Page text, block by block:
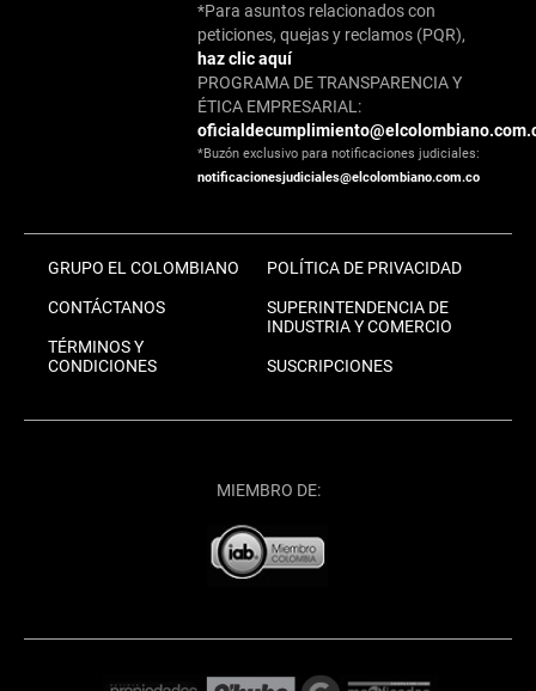
*Para asuntos relacionados con
peticiones, quejas y reclamos (PQR),
haz clic aquí
PROGRAMA DE TRANSPARENCIA Y
ÉTICA EMPRESARIAL:
*Buzón exclusivo para notificaciones judiciales:
notificacionesjudiciales@elcolombiano.com.co
GRUPO EL COLOMBIANO
CONTÁCTANOS
TÉRMINOS Y
CONDICIONES
POLÍTICA DE PRIVACIDAD
SUPERINTENDENCIA DE
INDUSTRIA Y COMERCIO
SUSCRIPCIONES
MIEMBRO DE: